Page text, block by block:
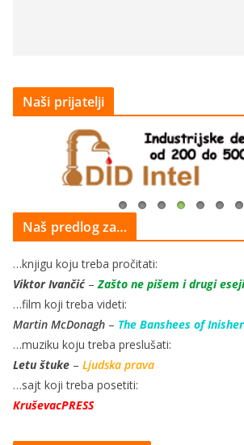
Naši prijatelji
Naš predlog za…
…knjigu koju treba pročitati:
Viktor Ivančić–Zašto ne pišem i drugi eseji
…film koji treba videti:
Martin McDonagh – The Banshees of
…muziku koju treba preslušati:
Letu štuke – Ljudska prava
…sajt koji treba posetiti:
KruševacPRESS